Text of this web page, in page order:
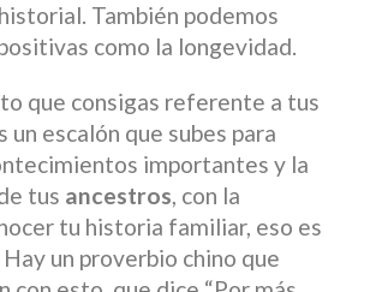
También podemos
como la longevidad.
que consigas referente a tus
un escalón que subes para
importantes y la
tus ancestros , con la
tu historia familiar, eso es
. Hay un proverbio chino que